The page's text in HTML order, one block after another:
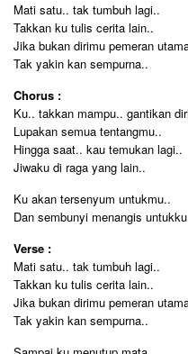
Mati satu.. tak tumbuh lagi..
Takkan ku tulis cerita lain..
Jika bukan dirimu pemeran
Tak yakin kan sempurna..
Chorus :
Ku.. takkan mampu.. gantikan
Lupakan semua tentangmu..
Hingga saat.. kau temukan lagi..
Jiwaku di raga yang lain..
Ku akan tersenyum untukmu..
Dan sembunyi menangis
Verse :
Mati satu.. tak tumbuh lagi..
Takkan ku tulis cerita lain..
Jika bukan dirimu pemeran
Tak yakin kan sempurna..